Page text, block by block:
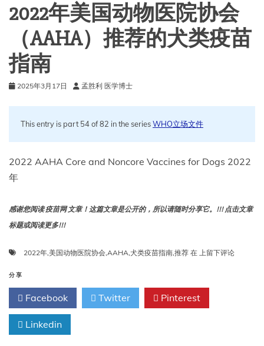
2022年美国动物医院协会
（AAHA）推荐的犬类疫苗
指南
2025年3月17日 孟胜利 医学博士
This entry is part 54 of 82 in the seriesWHO立场文件
2022 AAHA Core and Noncore Vaccines for Dogs 2022
年
感谢您阅读 疫苗网 文章！这篇文章是公开的，所以请随时分享它。!!! 点击文章
标题或阅读更多!!!
2022年,美国动物医院协会,AAHA,犬类疫苗指南,推荐 在 2022
国
动
物
上留下评论
分享
Facebook Twitter Pinterest
Linkedin